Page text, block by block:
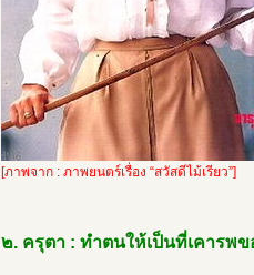
[ภาพจาก : ภาพยนตร์เรื่อง “สวัสดีไม้เรียว”]
๒. ครุตา : ทำตนให้เป็นที่เคารพข